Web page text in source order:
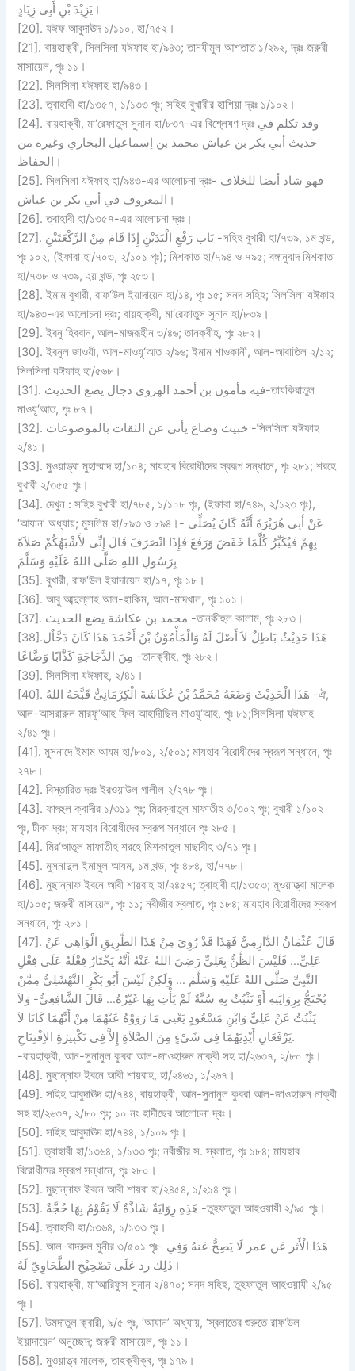
يَزِيْدَ بْنِ أَبِى زِيَادٍ।
[20]. যঈফ আবুদাঊদ ১/১১০, হা/৭৫২।
[21]. বায়হাক্বী, সিলসিলা যঈফাহ হা/৯৪৩; তানযীমুল আশতাত ১/২৯২, দ্রঃ জরুরী
মাসায়েল, পৃঃ ১১।
[22]. সিলসিলা যঈফাহ হা/৯৪৩।
[23]. ত্বাহাবী হা/১৩৫৭, ১/১৩৩ পৃঃ; সহিহ বুখারীর হাশিয়া দ্রঃ ১/১০২।
[24]. বায়হাক্বী, মা‘রেফাতুস সুনান হা/৮৩৭-এর বিশ্লেষণ দ্রঃ وقد تكلم في
حديث أبي بكر بن عياش محمد بن إسماعيل البخاري وغيره من
الحفاظ।
[25]. সিলসিলা যঈফাহ হা/৯৪৩-এর আলোচনা দ্রঃ- فهو شاذ أيضا للخلاف
المعروف في أبي بكر بن عياش।
[26]. ত্বাহাবী হা/১৩৫৭-এর আলোচনা দ্রঃ।
[27]. بَاب رَفْعِ الْيَدَيْنِ إِذَا قَامَ مِنْ الرَّكْعَتَيْنِ -সহিহ বুখারী হা/৭৩৯, ১ম খন্ড,
পৃঃ ১০২, (ইফাবা হা/৭০৩, ২/১০১ পৃঃ); মিশকাত হা/৭৯৪ ও ৭৯৫; বঙ্গানুবাদ মিশকাত
হা/৭৩৮ ও ৭৩৯, ২য় খন্ড, পৃঃ ২৫৩।
[28]. ইমাম বুখারী, রাফ‘উল ইয়াদায়েন হা/১৪, পৃঃ ১৫; সনদ সহিহ; সিলসিলা যঈফাহ
হা/৯৪৩-এর আলোচনা দ্রঃ; বায়হাক্বী, মা‘রেফাতুস সুনান হা/৮৩৯।
[29]. ইবনু হিববান, আল-মাজরূহীন ৩/৪৬; তানক্বীহ, পৃঃ ২৮২।
[30]. ইবনুল জাওযী, আল-মাওযূ‘আত ২/৯৬; ইমাম শাওকানী, আল-আবাতিল ২/১২;
সিলসিলা যঈফাহ হা/৫৬৮।
[31]. فيه مأمون بن أحمد الهروى دجال يضع الحديث-তাযকিরাতুল
মাওযূ‘আত, পৃঃ ৮৭।
[32]. خبيث وضاع يأتى عن الثقات بالموضوعات -সিলসিলা যঈফাহ
২/৪১।
[33]. মুওয়াত্ত্বা মুহাম্মাদ হা/১০৪; মাযহাব বিরোধীদের স্বরূপ সন্ধানে, পৃঃ ২৮১; শরহে
বুখারী ২/৩৫৫ পৃঃ।
[34]. দেখুন : সহিহ বুখারী হা/৭৮৫, ১/১০৮ পৃঃ, (ইফাবা হা/৭৪৯, ২/১২৩ পৃঃ),
‘আযান’ অধ্যায়; মুসলিম হা/৮৯৩ ও ৮৯৪।- عَنْ أَبِى هُرَيْرَةَ أَنَّهُ كَانَ يُصَلِّى
بِهِمْ فَيُكَبِّرُ كُلَّمَا خَفَضَ وَرَفَعَ فَإِذَا انْصَرَفَ قَالَ إِنِّى لأَشْبَهُكُمْ صَلاَةً
بِرَسُولِ اللهِ صَلَّى اللهُ عَلَيْهِ وَسَلَّمَ
[35]. বুখারী, রাফ‘উল ইয়াদায়েন হা/১৭, পৃঃ ১৮।
[36]. আবু আব্দুল্লাহ আল-হাকিম, আল-মাদখাল, পৃঃ ১০১।
[37]. محمد بن عكاشة يضع الحديث -তানকীহুল কালাম, পৃঃ ২৮৩।
[38].هَذَا حَدِيْثٌ بَاطِلٌ لاَ أَصْلَ لَهُ وَالْمَأْمُوْنُ بْنُ أَحْمَدَ هَذَا كَانَ دَجَّاٌل
مِنَ الدَّجَاجَةِ كَذَّابًا وَضَّاعًا -তানক্বীহ, পৃঃ ২৮২।
[39]. সিলসিলা যঈফাহ, ২/৪১।
[40]. هَذَا الْحَدِيْثَ وَضَعَهُ مُحَمَّدُ بْنُ عُكَاشَةَ الْكِرْمَانِىُّ قَبَّحَهُ اللهُ -ঐ,
আল-আসরারুল মারফূ‘আহ ফিল আহাদীছিল মাওযূ‘আহ, পৃঃ ৮১;সিলসিলা যঈফাহ
২/৪১ পৃঃ।
[41]. মুসনাদে ইমাম আযম হা/৮০১, ২/৫০১; মাযহাব বিরোধীদের স্বরূপ সন্ধানে, পৃঃ
২৭৮।
[42]. বিস্তারিত দ্রঃ ইরওয়াউল গালীল ২/২৭৮ পৃঃ।
[43]. ফাৎহুল ক্বাদীর ১/৩১১ পৃঃ; মিরক্বাতুল মাফাতীহ ৩/৩০২ পৃঃ; বুখারী ১/১০২
পৃঃ, টীকা দ্রঃ; মাযহাব বিরোধীদের স্বরূপ সন্ধানে পৃঃ ২৮৫।
[44]. মির‘আতুল মাফাতীহ শরহে মিশকাতুল মাছাবীহ ৩/৭১ পৃঃ।
[45]. মুসনাদুল ইমামুল আযম, ১ম খন্ড, পৃঃ ৪৮৪, হা/৭৭৮।
[46]. মুছান্নাফ ইবনে আবী শায়বাহ হা/২৪৫৭; ত্বাহাবী হা/১৩৫৩; মুওয়াত্ত্বা মালেক
হা/১০৫; জরুরী মাসায়েল, পৃঃ ১১; নবীজীর স্বলাত, পৃঃ ১৮৪; মাযহাব বিরোধীদের স্বরূপ
সন্ধানে, পৃঃ ২৮১।
[47]. قَالَ عُثْمَانُ الدَّارِمِىُّ فَهَذَا قَدْ رُوِىَ مِنْ هَذَا الطَّرِيقِ الْوَاهِى عَنْ
عَلِىٍّ… فَلَيْسَ الظَّنُّ بِعَلِىٍّ رَضِىَ اللهُ عَنْهُ أَنَّهُ يَخْتَارُ فِعْلَهُ عَلَى فِعْلِ
النَّبِىِّ صَلَّى اللهُ عَلَيْهِ وَسَلَّمَ … وَلَكِنْ لَيْسَ أَبُو بَكْرٍ النَّهْشَلِىُّ مِمَّنْ
يُحْتَجُّ بِرِوَايَتِهِ أَوْ تَثْبُتُ بِهِ سُنَّةٌ لَمْ يَأْتِ بِهَا غَيْرُهُ… قَالَ الشَّافِعِىُّ- وَلاَ
يَثْبُتُ عَنْ عَلِىٍّ وَابْنِ مَسْعُودٍ يَعْنِى مَا رَوَوْهُ عَنْهُمَا مِنْ أَنَّهُمَا كَانَا لاَ
يَرْفَعَانِ أَيْدِيَهُمَا فِى شَىْءٍ مِنَ الصَّلاَةِ إِلاَّ فِى تَكْبِيرَةِ الاِفْتِتَاحِ.
-বায়হাক্বী, আন-সুনানুল কুবরা আল-জাওহারুন নাক্বী সহ হা/২৬৩৭, ২/৮০ পৃঃ।
[48]. মুছান্নাফ ইবনে আবী শায়বাহ, হা/২৪৬১, ১/২৬৭।
[49]. সহিহ আবুদাঊদ হা/৭৪৪; বায়হাক্বী, আন-সুনানুল কুবরা আল-জাওহারুন নাক্বী
সহ হা/২৬৩৭, ২/৮০ পৃঃ; ১০ নং হাদীছের আলোচনা দ্রঃ।
[50]. সহিহ আবুদাঊদ হা/৭৪৪, ১/১০৯ পৃঃ।
[51]. ত্বাহাবী হা/১৩৬৪, ১/১৩৩ পৃঃ; নবীজীর স. স্বলাত, পৃঃ ১৮৪; মাযহাব
বিরোধীদের স্বরূপ সন্ধানে, পৃঃ ২৮০।
[52]. মুছান্নাফ ইবনে আবী শায়বা হা/২৪৫৪, ১/২১৪ পৃঃ।
[53]. هَذِهِ رِوَايَةٌ شَاذَّةٌ لَا يَقُوْمُ بِهَا حُجَّةٌ -তুহফাতুল আহওয়াযী ২/৯৫ পৃঃ।
[54]. ত্বাহাবী হা/১৩৬৪, ১/১৩৩ পৃঃ।
[55]. আল-বাদরুল মুনীর ৩/৫০১ পৃঃ- هَذَا الْأَثر عَن عمر لَا يَصِحُّ عَنهُ وَفِي
ذَلِك رد عَلَى تَصْحِيْحِ الطَّحَاوِيّ لَهُ।
[56]. বায়হাক্বী, মা‘আরিফুস সুনান ২/৪৭০; সনদ সহিহ, তুহফাতুল আহওয়াযী ২/৯৫
পৃঃ।
[57]. উমদাতুল ক্বারী, ৯/৫ পৃঃ, ‘আযান’ অধ্যায়, ‘স্বলাতের শুরুতে রাফ‘উল
ইয়াদায়েন’ অনুচ্ছেদ; জরুরী মাসায়েল, পৃঃ ১১।
[58]. মুওয়াত্ত্ব মালেক, তাহক্বীক্ব, পৃঃ ১৭৯।